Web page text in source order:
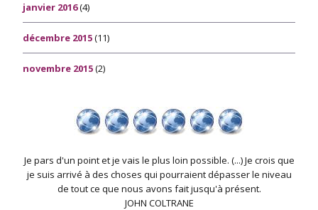
janvier 2016(4)
décembre 2015(11)
novembre 2015(2)
Je pars d'un point et je vais le plus loin possible. (...) Je crois que
je suis arrivé à des choses qui pourraient dépasser le niveau
de tout ce que nous avons fait jusqu'à présent.
JOHN COLTRANE